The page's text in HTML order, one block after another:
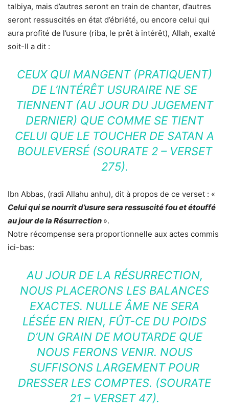
talbiya, mais d’autres seront en train de chanter, d’autres
seront ressuscités en état d’ébriété, ou encore celui qui
aura profité de l’usure (riba, le prêt à intérêt), Allah, exalté
soit-Il a dit :
CEUX QUI MANGENT (PRATIQUENT)
DE L’INTÉRÊT USURAIRE NE SE
TIENNENT (AU JOUR DU JUGEMENT
DERNIER) QUE COMME SE TIENT
CELUI QUE LE TOUCHER DE SATAN A
BOULEVERSÉ (SOURATE 2 – VERSET
275).
Ibn Abbas, (radi Allahu anhu), dit à propos de ce verset : «
Celui qui se nourrit d’usure sera ressuscité fou et étouffé
au jour de la Résurrection ».
Notre récompense sera proportionnelle aux actes commis
ici-bas:
AU JOUR DE LA RÉSURRECTION,
NOUS PLACERONS LES BALANCES
EXACTES. NULLE ÂME NE SERA
LÉSÉE EN RIEN, FÛT-CE DU POIDS
D’UN GRAIN DE MOUTARDE QUE
NOUS FERONS VENIR. NOUS
SUFFISONS LARGEMENT POUR
DRESSER LES COMPTES. (SOURATE
21 – VERSET 47).